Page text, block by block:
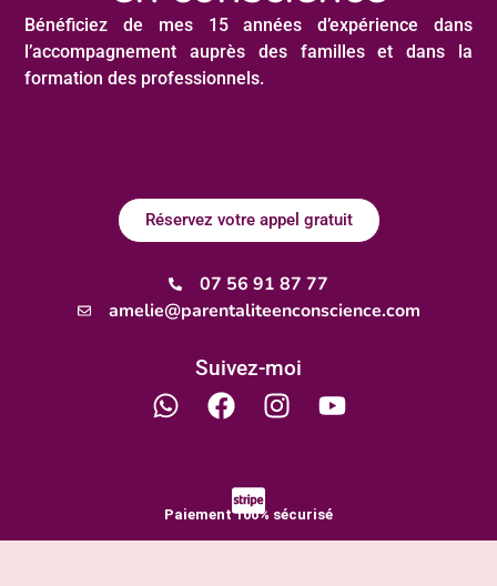
Bénéficiez de mes 15 années d’expérience dans
l’accompagnement auprès des familles et dans la
formation des professionnels.
Réservez votre appel gratuit
07 56 91 87 77
amelie@parentaliteenconscience.com
Suivez-moi
Paiement 100% sécurisé